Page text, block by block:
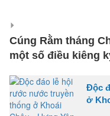
Cúng Rằm tháng
một số điều kiêng
Độc
ở